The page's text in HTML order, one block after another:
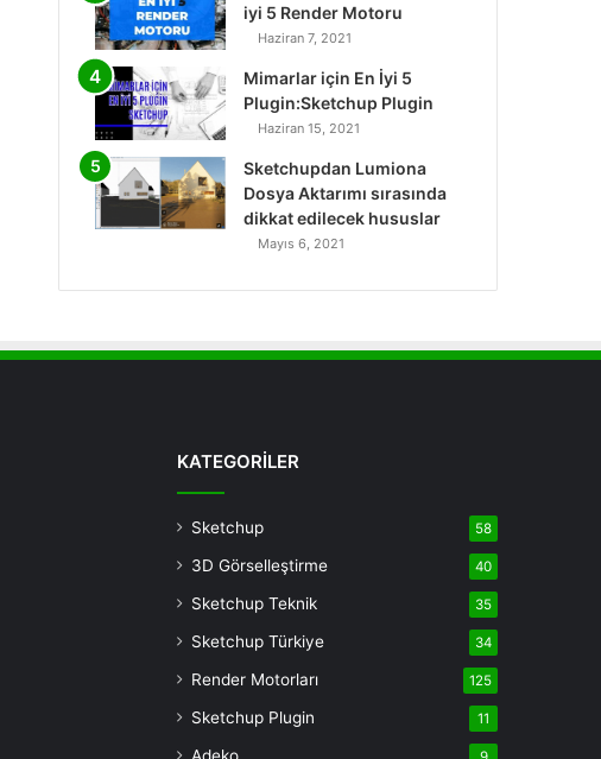
iyi 5 Render Motoru
Haziran 7, 2021
Mimarlar için En İyi 5
Plugin:Sketchup Plugin
Haziran 15, 2021
Sketchupdan Lumiona
Dosya Aktarımı sırasında
dikkat edilecek hususlar
Mayıs 6, 2021
KATEGORİLER
Sketchup 58
3D Görselleştirme 40
Sketchup Teknik 35
Sketchup Türkiye 34
Render Motorları 125
Sketchup Plugin 11